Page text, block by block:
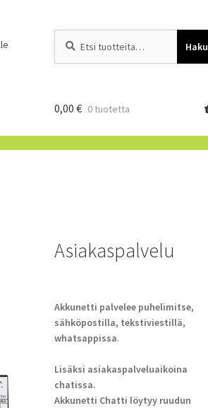
Haku
0,00 € 0 tuotetta
Asiakaspalvelu
Akkunetti palvelee puhelimitse,
sähköpostilla, tekstiviestillä,
whatsappissa.
Lisäksi asiakaspalveluaikoina
chatissa.
Akkunetti Chatti löytyy ruudun